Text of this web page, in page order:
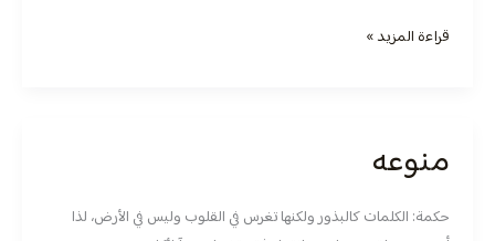
قراءة المزيد »
منوعه
حكمة: الكلمات كالبذور ولكنها تغرس في القلوب وليس في الأرض، لذا
منوعه